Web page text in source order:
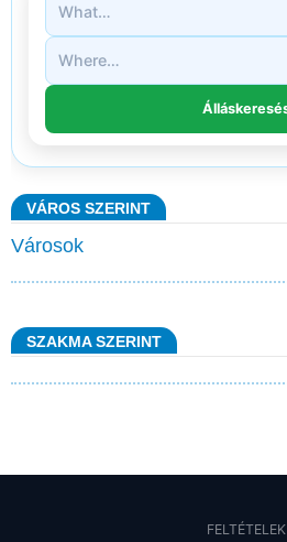
VÁROS SZERINT
Városok
SZAKMA SZERINT
FELTÉTELEK